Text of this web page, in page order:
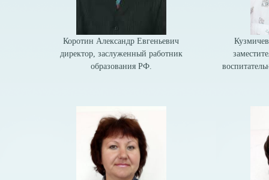
Коротин Александр Евгеньевич
директор, заслуженный работник
образования РФ.